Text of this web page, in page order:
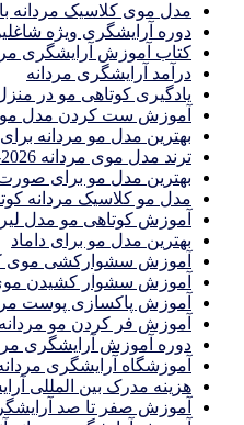
مدل موی کلاسیک مردانه
دوره آرایشگری ویژه
کتاب آموزش آرایشگری
درآمد آرایشگری مردانه
یادگیری كوتاهى مو در
آموزش ست كردن مدل
بهترین مدل مو مردانه
ترند مدل موی مردانه 2026-2025
بهترين مدل مو براى صورت
مدل مو کلاسیک مردانه
آموزش کوتاهی مو مدل لیر
بهترین مدل مو برای داماد
آموزش سشوارکشی موی
آموزش سشوار کشیدن موی
آموزش پاکسازی پوست
آموزش فر کردن مو
دوره آموزش آرایشگری
آموزشگاه آرایشگری
هزینه مدرک بین المللی
آموزش صفر تا صد